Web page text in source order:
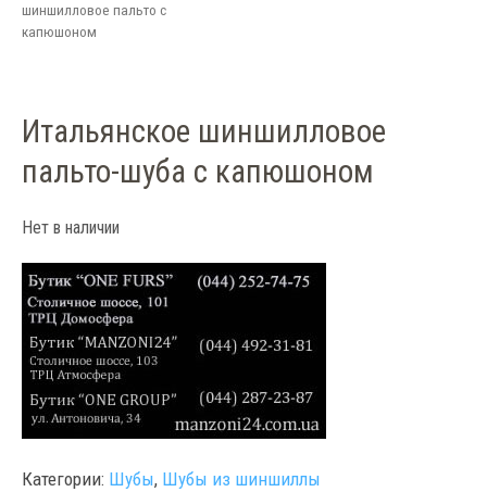
шиншилловое пальто с
капюшоном
Итальянское шиншилловое
пальто-шуба с капюшоном
Нет в наличии
Категории: Шубы, Шубы из шиншиллы